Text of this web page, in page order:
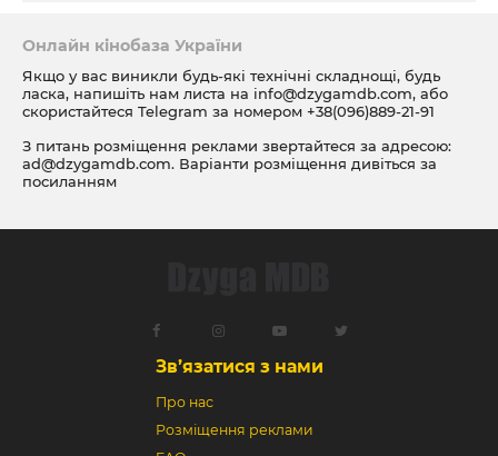
Онлайн кінобаза України
Якщо у вас виникли будь-які технічні складнощі, будь
ласка, напишіть нам листа на info@dzygamdb.com, або
скористайтеся Telegram за номером +38(096)889-21-91
З питань розміщення реклами звертайтеся за адресою:
ad@dzygamdb.com. Варіанти розміщення дивіться за
посиланням
Зв’язатися з нами
Про нас
Розміщення реклами